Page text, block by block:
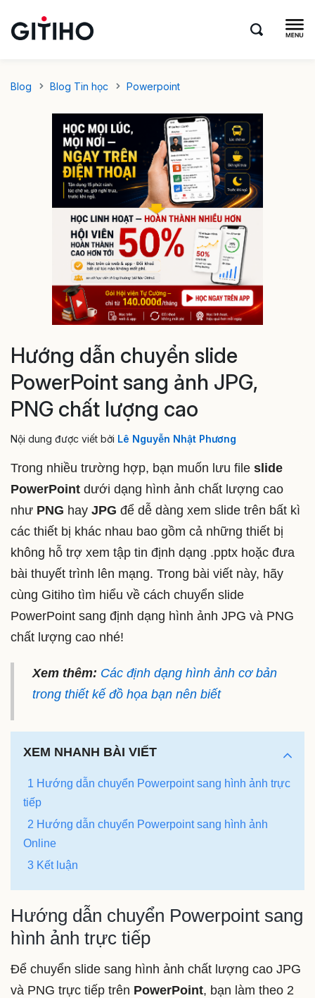
Blog Blog Tin học Powerpoint
Hướng dẫn chuyển slide
PowerPoint sang ảnh JPG,
PNG chất lượng cao
Nội dung được viết bởi Lê Nguyễn Nhật Phương
Trong nhiều trường hợp, bạn muốn lưu file slide
PowerPoint dưới dạng hình ảnh chất lượng cao
như PNG hay JPG để dễ dàng xem slide trên bất kì
các thiết bị khác nhau bao gồm cả những thiết bị
không hỗ trợ xem tập tin định dạng .pptx hoặc đưa
bài thuyết trình lên mạng. Trong bài viết này, hãy
cùng Gitiho tìm hiểu về cách chuyển slide
PowerPoint sang định dạng hình ảnh JPG và PNG
chất lượng cao nhé!
Xem thêm: Các định dạng hình ảnh cơ bản
trong thiết kế đồ họa bạn nên biết
XEM NHANH BÀI VIẾT
1 Hướng dẫn chuyển Powerpoint sang hình ảnh trực
tiếp
2 Hướng dẫn chuyển Powerpoint sang hình ảnh
Online
3 Kết luận
Hướng dẫn chuyển Powerpoint sang
hình ảnh trực tiếp
Để chuyển slide sang hình ảnh chất lượng cao JPG
và PNG trực tiếp trên PowerPoint, bạn làm theo 2